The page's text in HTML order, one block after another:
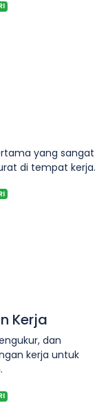
yang sangat
di tempat kerja.
Kerja
dan
kerja untuk